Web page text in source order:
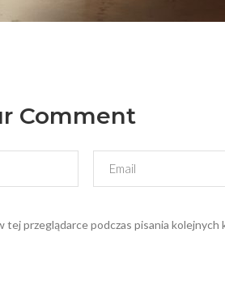
Comment
tej przeglądarce podczas pisania kolejnych